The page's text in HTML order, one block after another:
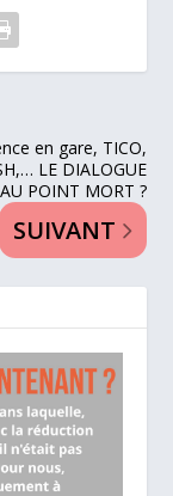
en gare, TICO,
LE DIALOGUE
POINT MORT ?
SUIVANT